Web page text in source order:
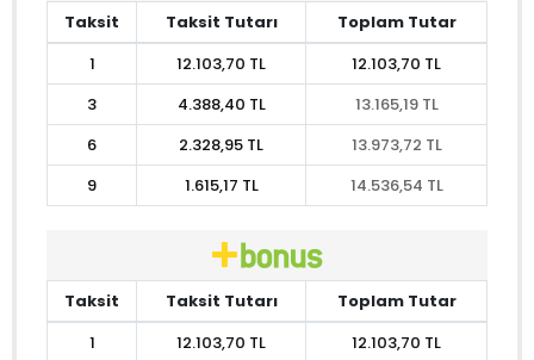
Taksit Taksit Tutarı
Toplam Tutar
1
12.103,70 TL
12.103,70 TL
3
4.388,40 TL
13.165,19 TL
6
2.328,95 TL
13.973,72 TL
9
1.615,17 TL 14.536,54 TL
Taksit Taksit Tutarı
Toplam Tutar
1
12.103,70 TL
12.103,70 TL